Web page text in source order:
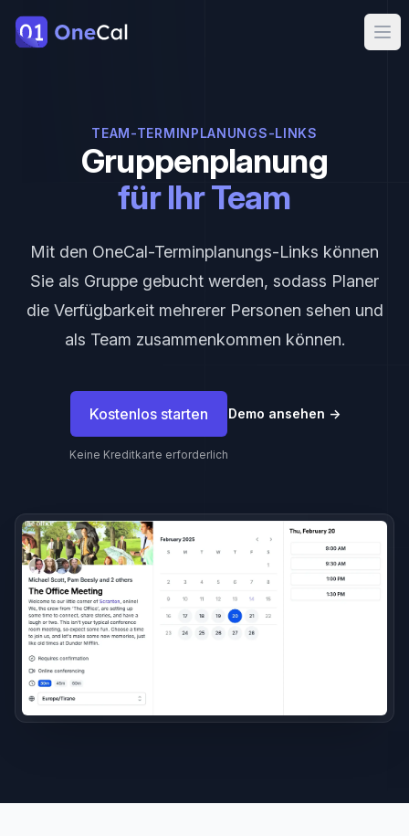
OneCal
TEAM-TERMINPLANUNGS-LINKS
Gruppenplanung
für Ihr Team
Mit den OneCal-Terminplanungs-Links können
Sie als Gruppe gebucht werden, sodass Planer
die Verfügbarkeit mehrerer Personen sehen und
als Team zusammenkommen können.
Kostenlos starten
Keine Kreditkarte erforderlich
Demo ansehen →